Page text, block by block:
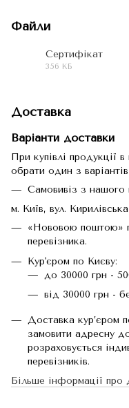
Файли
Сертифікат
356 КБ
Доставка
Варіанти доставки
При купівлі продукції
обрати один з
Самовивіз з
м. Київ, вул.
«Нововою поштою»
перевізника.
Кур'єром по Києву:
до 30000 грн -
від 30000 грн -
Доставка кур’єром
замовити адресну
розраховується
перевізників.
Більше інформації про